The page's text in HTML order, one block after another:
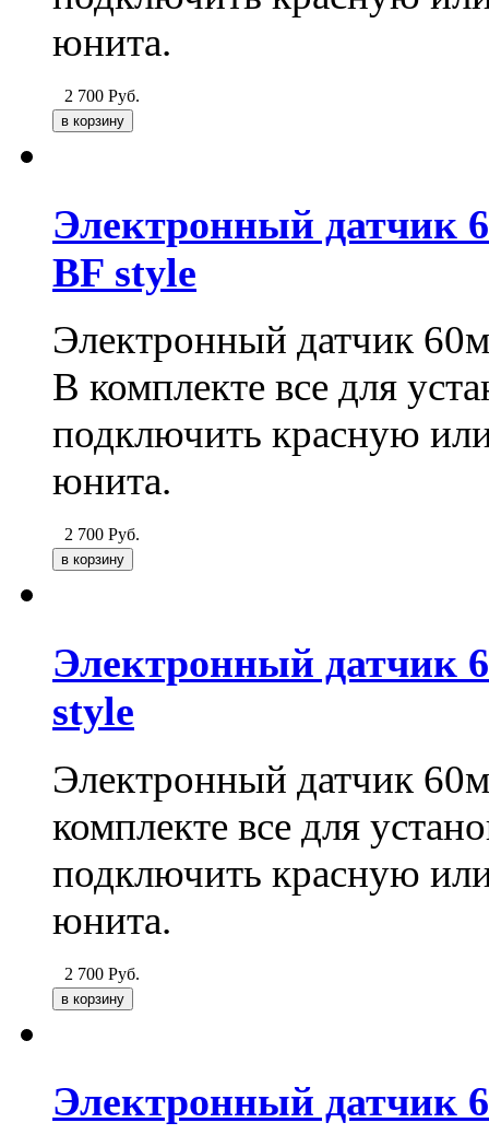
юнита.
2 700 Руб.
Электронный датчик
BF style
Электронный датчик
В комплекте все для
подключить красную
юнита.
2 700 Руб.
Электронный датчик
style
Электронный датчик
комплекте все для
подключить красную
юнита.
2 700 Руб.
Электронный датчик